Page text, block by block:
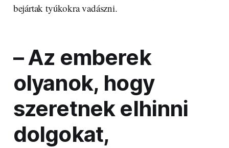
bejártak tyúkokra vadászni.
– Az emberek
olyanok, hogy
szeretnek elhinni
dolgokat,